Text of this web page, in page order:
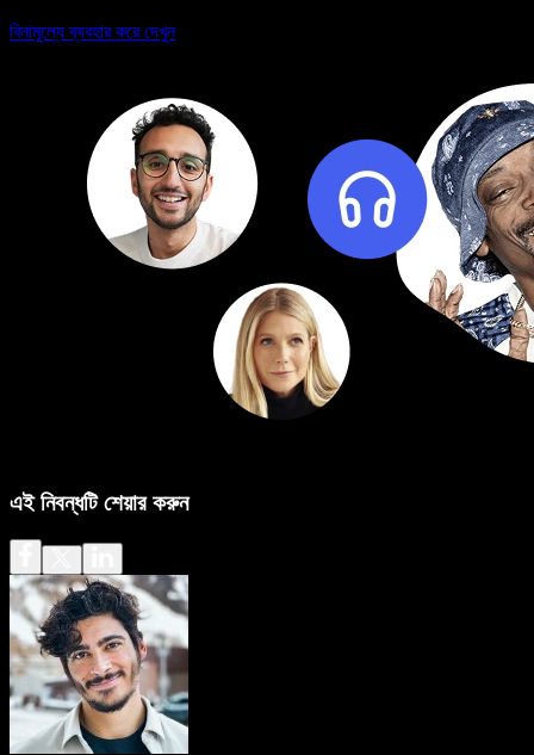
বিনামূল্যে ব্যবহার করে দেখুন
এই নিবন্ধটি শেয়ার করুন